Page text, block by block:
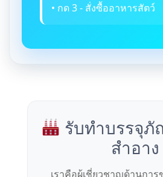
• กด 3 - สั่งซื้ออาหารสัตว์
รับทำบรรจุภั
สำอาง
เราคือผู้เชี่ยวชาญด้านการ